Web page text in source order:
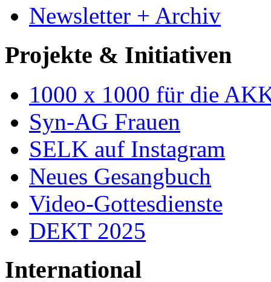
Newsletter + Archiv
Projekte & Initiativen
1000 x 1000 für die
Syn-AG Frauen
SELK auf Instagram
Neues Gesangbuch
Video-Gottesdienste
DEKT 2025
International